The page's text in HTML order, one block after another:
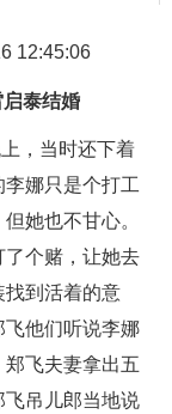
12:45:06
泰结婚
，当时还下着
娜只是个打工
她也不甘心。
了个赌，让她去
找到活着的意
飞他们听说李娜
飞夫妻拿出五
吊儿郎当地说